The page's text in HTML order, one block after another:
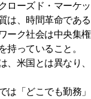
ローズド・マーケ
は、時間革命である
ーク社会は中央集
持っていること。
、米国とは異なり
は「どこでも勤務